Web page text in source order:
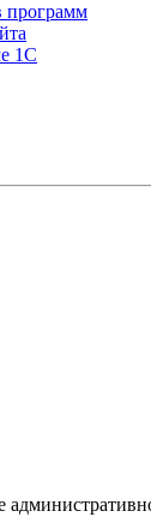
программ
1С